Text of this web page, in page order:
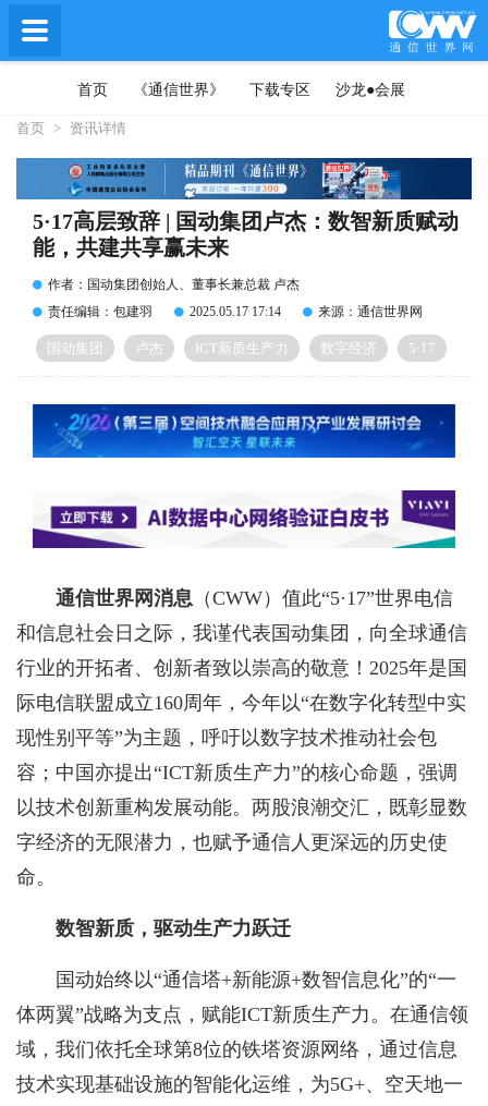
首页 《通信世界》 下载专区 沙龙●会展
首页 > 资讯详情
5·17高层致辞 | 国动集团卢杰：数智新质赋动
能，共建共享赢未来
作者：国动集团创始人、董事长兼总裁 卢杰
责任编辑：包建羽
2025.05.17 17:14 来源：通信世界网
国动集团 卢杰 ICT新质生产力 数字经济 5·17
通信世界网消息 （CWW） 值此“5·17”世界电信
和信息社会日之际，我谨代表国动集团，向全球通信
行业的开拓者、创新者致以崇高的敬意！2025年是国
际电信联盟成立160周年，今年以“在数字化转型中实
现性别平等”为主题，呼吁以数字技术推动社会包
容；中国亦提出“ICT新质生产力”的核心命题，强调
以技术创新重构发展动能。两股浪潮交汇，既彰显数
字经济的无限潜力，也赋予通信人更深远的历史使
命。
数智新质，驱动生产力跃迁
国动始终以“通信塔+新能源+数智信息化”的“一
体两翼”战略为支点，赋能ICT新质生产力。在通信领
域，我们依托全球第8位的铁塔资源网络，通过信息
技术实现基础设施的智能化运维，为5G+、空天地一